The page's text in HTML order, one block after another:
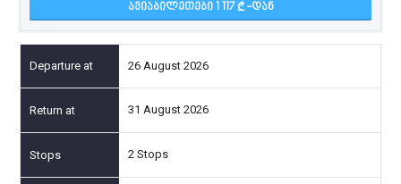
ᲐᲕᲘᲐᲑᲘᲚᲔᲗᲔᲑᲘ 1 117 -ᲓᲐᲜ
26 August 2026
31 August 2026
2 Stops